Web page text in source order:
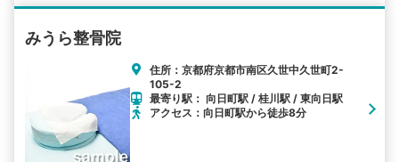
みうら整骨院
住所：京都府京都市南区久世中久世町2-
105-2
最寄り駅： 向日町駅 / 桂川駅 / 東向日駅
アクセス：向日町駅から徒歩8分